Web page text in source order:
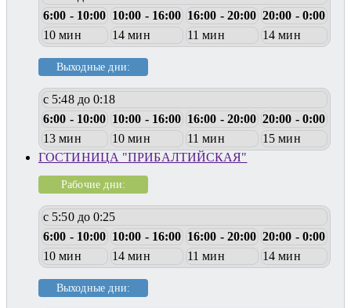
6:00 - 10:00 10:00 - 16:00 16:00 - 20:00 20:00 - 0:00
10 мин
14 мин 11 мин 14 мин
Выходные дни:
с 5:48 до 0:18
6:00 - 10:00 10:00 - 16:00 16:00 - 20:00 20:00 - 0:00
13 мин
10 мин 11 мин
15 мин
ГОСТИНИЦА "ПРИБАЛТИЙСКАЯ"
Рабочие дни:
с 5:50 до 0:25
6:00 - 10:00 10:00 - 16:00 16:00 - 20:00 20:00 - 0:00
10 мин
14 мин 11 мин 14 мин
Выходные дни: